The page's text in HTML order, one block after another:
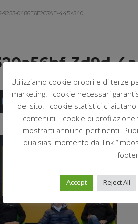
9253-0486E6E2C7AE-445×540
3d9d-
Marzo 19, 2021 Postato da:
Utilizziamo cookie propri e di terze
marketing. I cookie necessari
del sito. I cookie statistici ci
contenuti. I cookie di
mostrarti annunci pertinenti.
qualsiasi momento dal link
Accept Reject All